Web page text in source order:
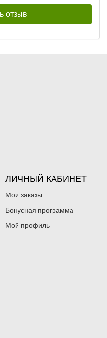
ЛИЧНЫЙ КАБИНЕТ
Мои заказы
Бонусная программа
Мой профиль